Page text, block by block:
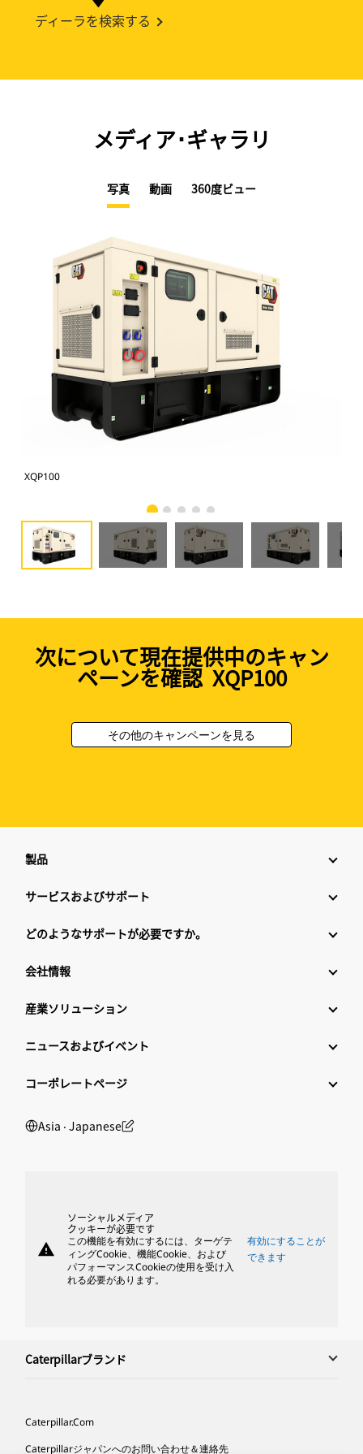
ディーラを検索する
メディア･ギャラリ
写真 動画 360度ビュー
XQP100
次について現在提供中のキャン
ペーンを確認 XQP100
その他のキャンペーンを見る
製品
サービスおよびサポート
どのようなサポートが必要ですか。
会社情報
産業ソリューション
ニュースおよびイベント
コーポレートページ
Asia ‧ Japanese
warning
ソーシャルメディア
クッキーが必要です
この機能を有効にするには、ターゲテ
ィングCookie、機能Cookie、および
パフォーマンスCookieの使用を受け入
れる必要があります。
有効にすることが
できます
Caterpillarブランド
Caterpillar.com
Caterpillarジャパンへのお問い合わせ＆連絡先